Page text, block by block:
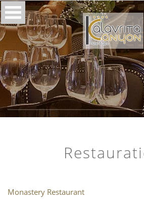
Monastery Restaurant